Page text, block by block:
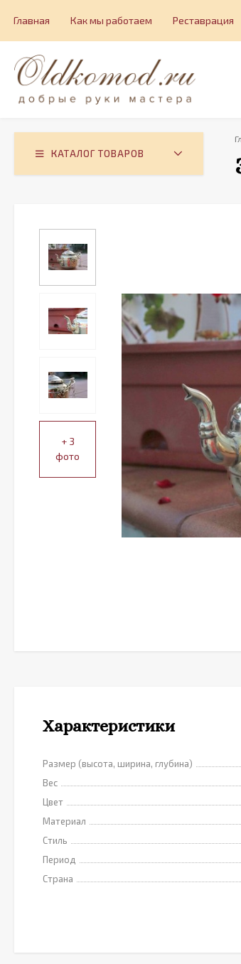
Главная Как мы работаем Реставрация
КАТАЛОГ ТОВАРОВ
+ 3
фото
Характеристики
Размер (высота, ширина, глубина)
Вес
Цвет
Материал
Стиль
Период
Страна